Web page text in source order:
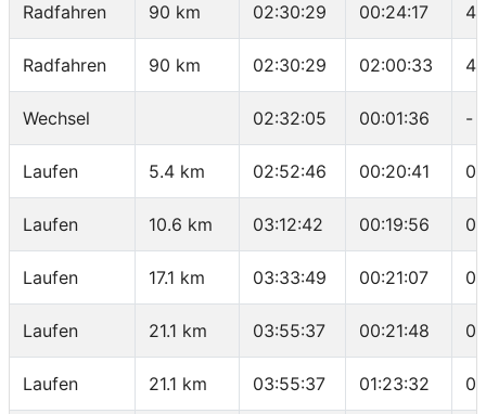
Radfahren 90 km 02:30:29 00:24:17
Radfahren 90 km 02:30:29 02:00:33
Wechsel 02:32:05 00:01:36 -
Laufen 5.4 km 02:52:46 00:20:41
Laufen 10.6 km 03:12:42 00:19:56
Laufen 17.1 km 03:33:49 00:21:07
Laufen 21.1 km 03:55:37 00:21:48
Laufen 21.1 km 03:55:37 01:23:32